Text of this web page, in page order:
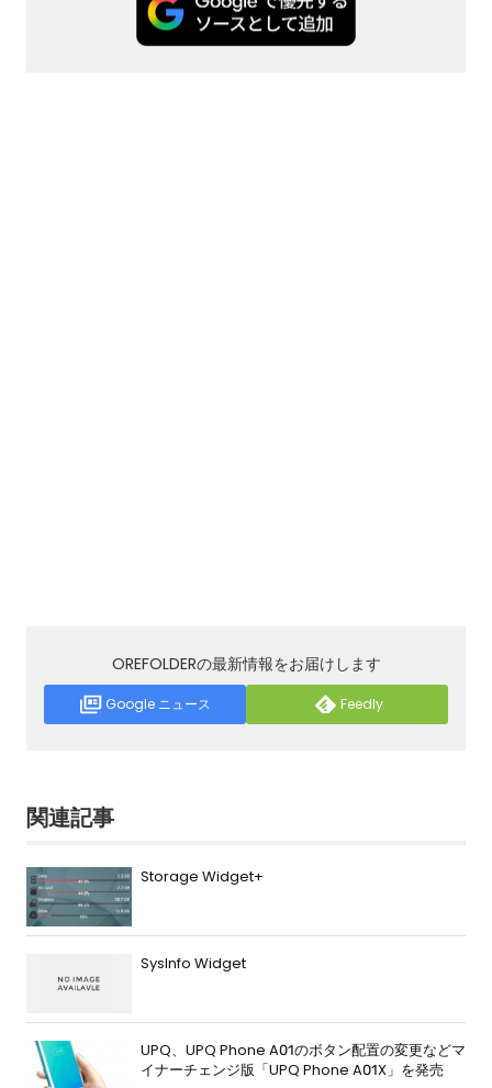
OREFOLDERの最新情報をお届けします
Google ニュース Feedly
関連記事
Storage Widget+
SysInfo Widget
UPQ、UPQ Phone A01のボタン配置の変更などマ
イナーチェンジ版「UPQ Phone A01X」を発売